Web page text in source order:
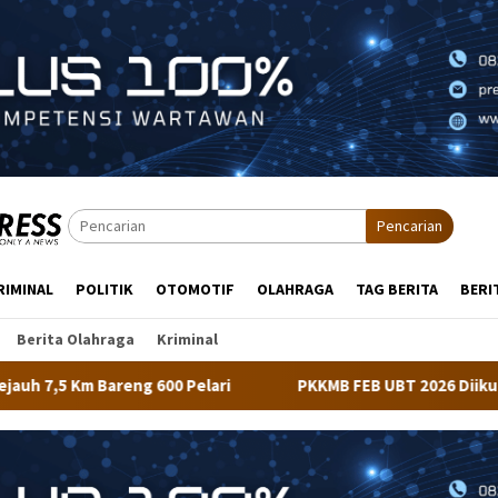
Pencarian
POLITIK OTOMOTIF OLAHRAGA TAG BERITA
Berita Olahraga Kriminal
PKKMB FEB UBT 2026 Diikuti 348 Mahasiswa,